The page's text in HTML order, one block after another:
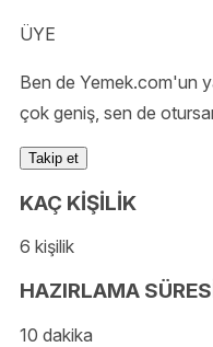
ÜYE
Ben de Yemek.com'un
çok geniş, sen de
Takip et
KAÇ KİŞİLİK
6 kişilik
HAZIRLAMA
10 dakika